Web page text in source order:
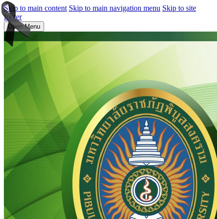
Skip to main content Skip to main navigation menu Skip to site
footer
Open Menu